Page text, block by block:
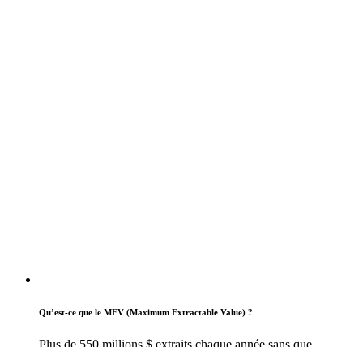
Qu’est-ce que le MEV (Maximum Extractable Value) ?
Plus de 550 millions $ extraits chaque année sans que